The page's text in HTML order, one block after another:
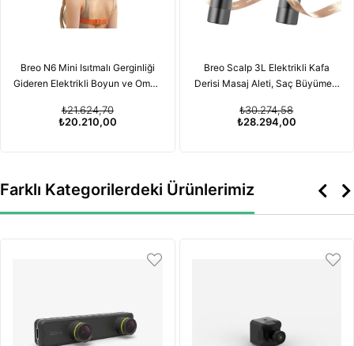
Breo N6 Mini Isıtmalı Gerginliği
Gideren Elektrikli Boyun ve Omuz
₺20.210,00
₺21.624,70
Breo Scalp 3L Elektrikli Kafa
Derisi Masaj Aleti, Saç Büyümesi
Özelliğiyle
₺28.294,00
₺30.274,58
Farklı Kategorilerdeki Ürünlerimiz